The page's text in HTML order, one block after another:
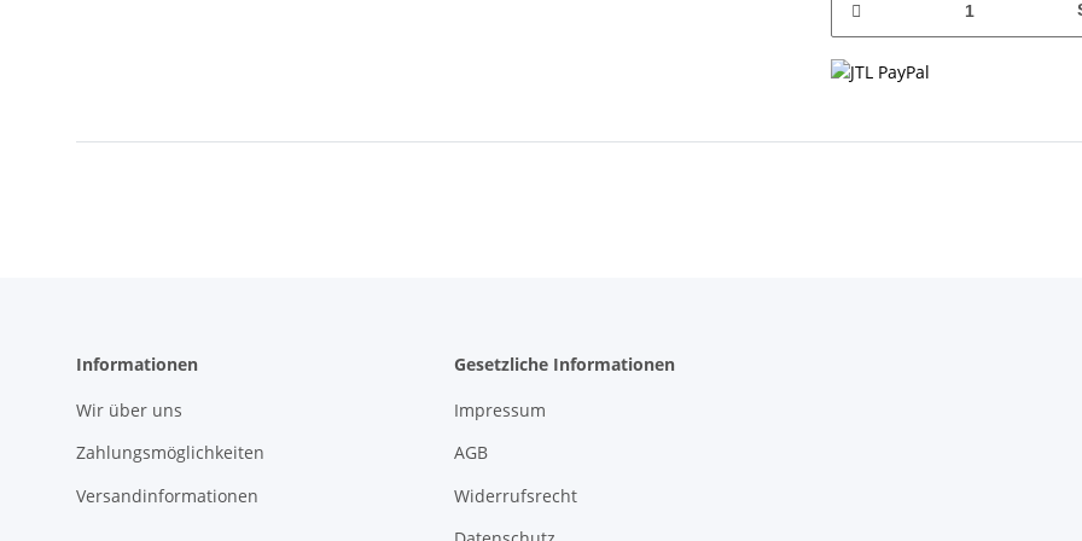
Informationen
Wir über uns
Zahlungsmöglichkeiten
Versandinformationen
Gesetzliche Informationen
Impressum
AGB
Widerrufsrecht